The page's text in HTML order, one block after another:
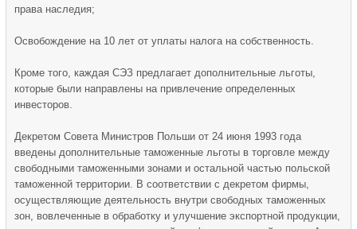
права наследия;
Освобождение на 10 лет от уплаты налога на собственность.
Кроме того, каждая СЭЗ предлагает дополнительные льготы,
которые были направлены на привлечение определенных
инвесторов.
Декретом Совета Министров Польши от 24 июня 1993 года
введены дополнительные таможенные льготы в торговле между
свободными таможенными зонами и остальной частью польской
таможенной территории. В соответствии с декретом фирмы,
осуществляющие деятельность внутри свободных таможенных
зон, вовлеченные в обработку и улучшение экспортной продукции,